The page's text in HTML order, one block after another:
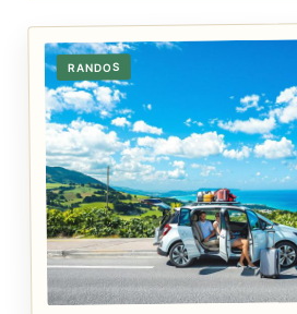
RANDOS